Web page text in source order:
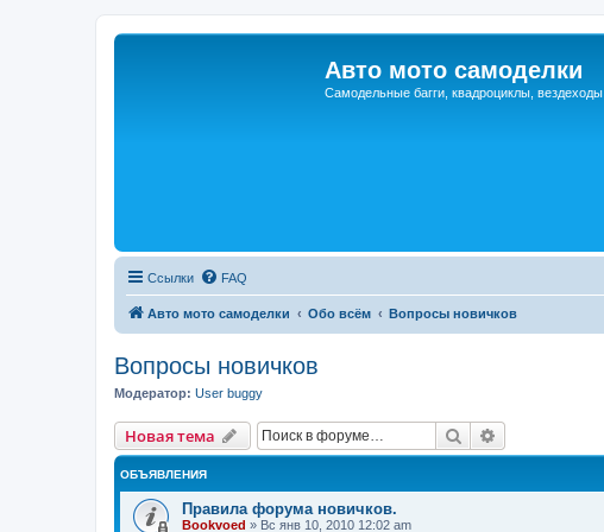
Авто мото самоделки
Самодельные багги, квадроциклы, вездеходы
Ссылки FAQ
Авто мото самоделки Обо всём Вопросы новичков
Вопросы новичков
Модератор: User buggy
Новая тема Поиск
ОБЪЯВЛЕНИЯ
Правила форума новичков.
Bookvoed » Вс янв 10, 2010 12:02 am